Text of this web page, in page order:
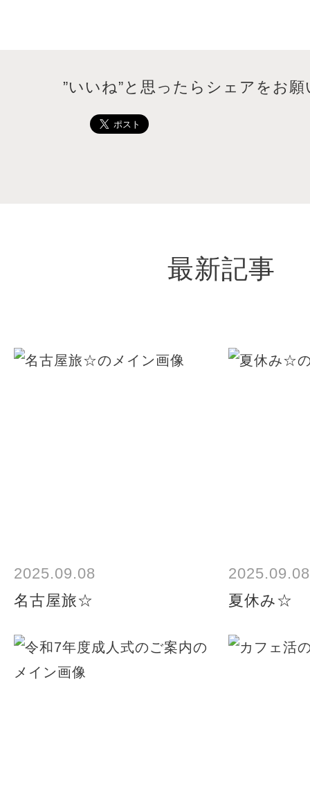
”いいね”と思ったらシェアをお
最新記事
2025.09.08
名古屋旅☆
2025.09.08
夏休み☆